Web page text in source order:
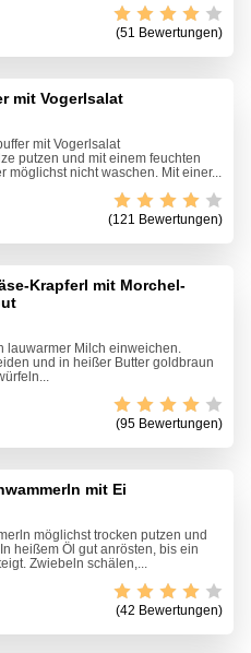
(51 Bewertungen)
mit Vogerlsalat
mit Vogerlsalat
putzen und mit einem feuchten
möglichst nicht waschen. Mit einer...
(121 Bewertungen)
Krapferl mit Morchel-
lauwarmer Milch einweichen.
und in heißer Butter goldbraun
(95 Bewertungen)
mit Ei
möglichst trocken putzen und
heißem Öl gut anrösten, bis ein
Zwiebeln schälen,...
(42 Bewertungen)